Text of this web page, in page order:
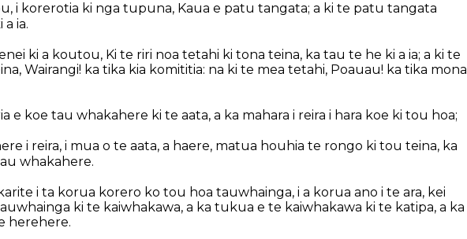
i korerotia ki nga tupuna, Kaua e patu tangata; a ki te patu tangata
ia.
ki a koutou, Ki te riri noa tetahi ki tona teina, ka tau te he ki a ia; a ki te
Wairangi! ka tika kia komititia: na ki te mea tetahi, Poauau! ka tika mona
e koe tau whakahere ki te aata, a ka mahara i reira i hara koe ki tou hoa;
i reira, i mua o te aata, a haere, matua houhia te rongo ki tou teina, ka
whakahere.
i ta korua korero ko tou hoa tauwhainga, i a korua ano i te ara, kei
ki te kaiwhakawa, a ka tukua e te kaiwhakawa ki te katipa, a ka
herehere.